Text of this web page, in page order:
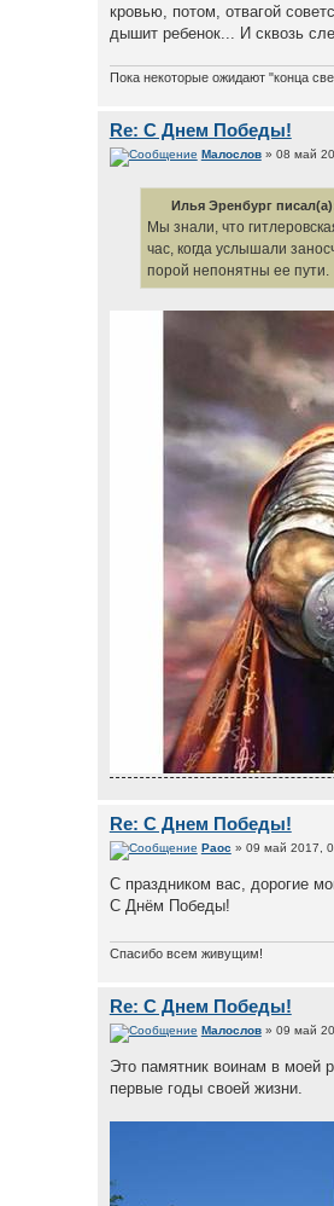
кровью, потом, отвагой
дышит ребенок... И сквозь
Пока некоторые ожидают "конца
Re: С Днем Победы!
Малослов» 08 май
Илья Эренбург
Мы знали, что
час, когда услышали
порой непонятны ее пути.
Re: С Днем Победы!
Раос » 09 май 2017,
С праздником вас, дорогие
С Днём Победы!
Спасибо всем живущим!
Re: С Днем Победы!
Малослов» 09 май
Это памятник воинам в моей
первые годы своей жизни.